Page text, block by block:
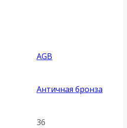
AGB
Античная бронза
36